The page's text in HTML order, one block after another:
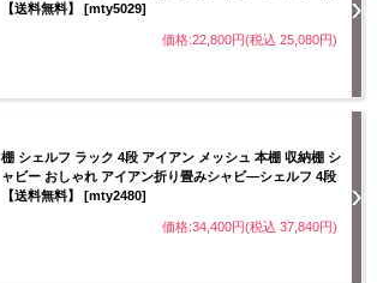
【送料無料】 [mty5029]
価格:22,800円(税込 25,080円)
棚 シェルフ ラック 4段 アイアン メッシュ 本棚 収納棚 シ
ャビー おしゃれ アイアン折り畳みシャビ―シェルフ 4段
【送料無料】 [mty2480]
価格:34,400円(税込 37,840円)